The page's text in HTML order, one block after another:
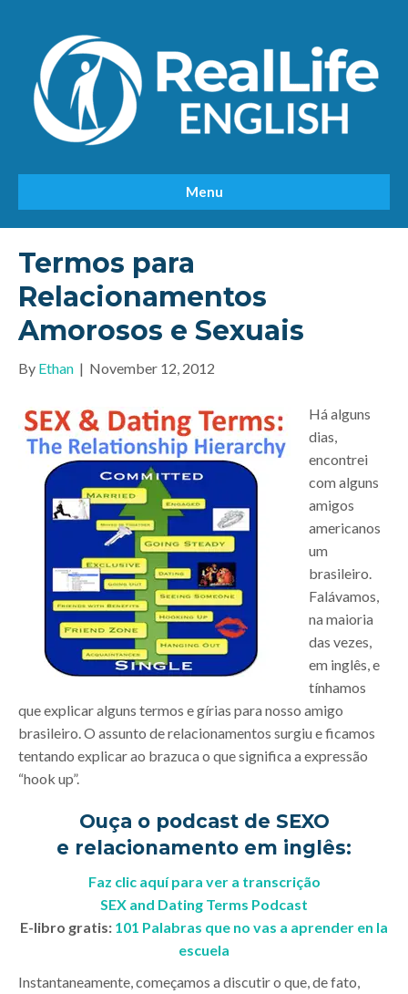
Menu
Termos para
Relacionamentos
Amorosos e Sexuais
By Ethan | November 12, 2012
Há alguns
dias,
encontrei
com alguns
amigos
americanos
um
brasileiro.
Falávamos,
na maioria
das vezes,
em inglês, e
tínhamos
que explicar alguns termos e gírias para nosso amigo
brasileiro. O assunto de relacionamentos surgiu e ficamos
tentando explicar ao brazuca o que significa a expressão
“hook up”.
Ouça o podcast de SEXO
e relacionamento em inglês:
Faz clic aquí para ver a transcrição
SEX and Dating Terms Podcast
E-libro gratis: 101 Palabras que no vas a aprender en la
escuela
Instantaneamente, começamos a discutir o que, de fato,